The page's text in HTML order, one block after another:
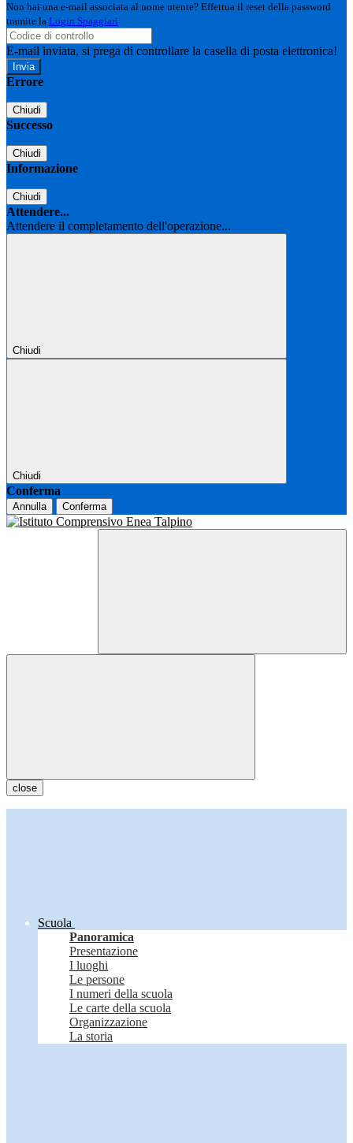
Non hai una e-mail associata al nome utente? Effettua il reset della password
tramite la Login Spaggiari
E-mail inviata, si prega di controllare la casella di posta elettronica!
Errore
Chiudi
Successo
Chiudi
Informazione
Chiudi
Attendere...
Attendere il completamento dell'operazione...
Chiudi
Chiudi
Conferma
Annulla Conferma
close
Scuola
Panoramica
Presentazione
I luoghi
Le persone
I numeri della scuola
Le carte della scuola
Organizzazione
La storia